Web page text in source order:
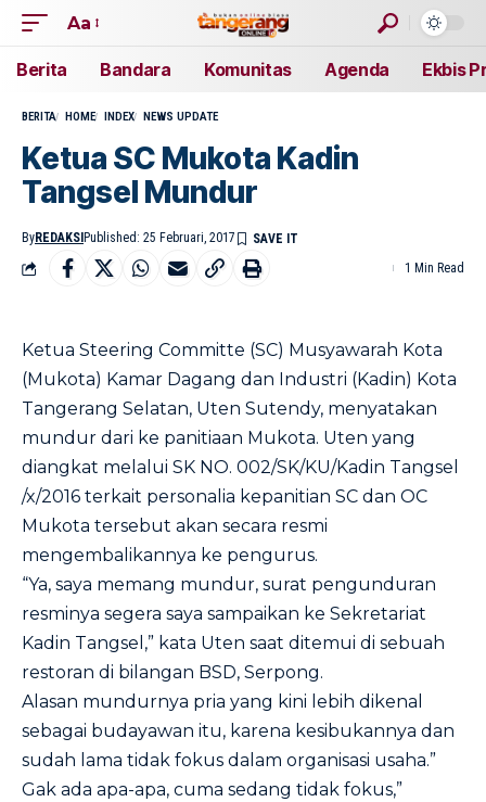
Aa
Berita Bandara Komunitas Agenda Ekbis
BERITA HOME INDEX NEWS UPDATE
Ketua SC Mukota Kadin
Tangsel Mundur
ByREDAKSI Published: 25 Februari, 2017
1 Min Read
Ketua Steering Committe (SC) Musyawarah Kota
(Mukota) Kamar Dagang dan Industri (Kadin) Kota
Tangerang Selatan, Uten Sutendy, menyatakan
mundur dari ke panitiaan Mukota. Uten yang
diangkat melalui SK NO. 002/SK/KU/Kadin Tangsel
/x/2016 terkait personalia kepanitian SC dan OC
Mukota tersebut akan secara resmi
mengembalikannya ke pengurus.
“Ya, saya memang mundur, surat pengunduran
resminya segera saya sampaikan ke Sekretariat
Kadin Tangsel,” kata Uten saat ditemui di sebuah
restoran di bilangan BSD, Serpong.
Alasan mundurnya pria yang kini lebih dikenal
sebagai budayawan itu, karena kesibukannya dan
sudah lama tidak fokus dalam organisasi usaha.”
Gak ada apa-apa, cuma sedang tidak fokus,”